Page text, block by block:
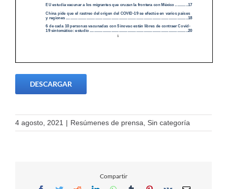
DESCARGAR
4 agosto, 2021 | Resúmenes de prensa, Sin categoría
Compartir